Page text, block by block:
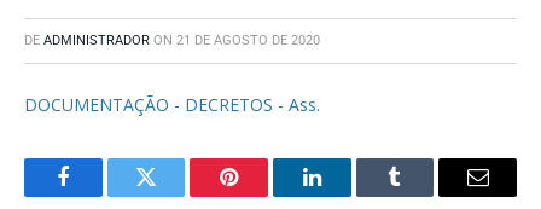
DE ADMINISTRADOR ON 21 DE AGOSTO DE 2020
DOCUMENTAÇÃO - DECRETOS - Ass.
FacebookTwitter Pinterest LinkedInTumblr Email